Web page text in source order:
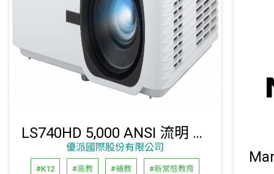
LS740HD 5,000 ANSI 流明 1080p 雷射投影機
優派國際股份有限公司
#K12 #高教 #補教 #新常態教育